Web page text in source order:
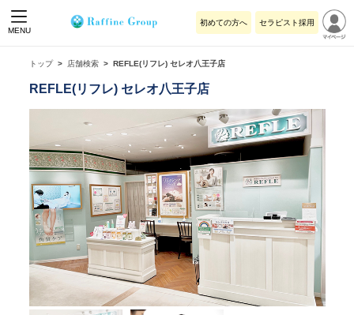
MENU
初めての方へ セラピスト採用
トップ 店舗検索 REFLE(リフレ) セレオ八王子店
REFLE(リフレ) セレオ八王子店